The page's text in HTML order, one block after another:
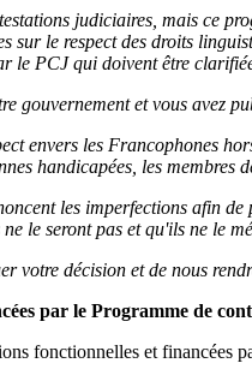
judiciaires, mais ce
sur le respect des droits
le PCJ qui doivent être
gouvernement et vous avez
envers les Francophones
handicapées, les
les imperfections afin
le seront pas et qu'ils ne le
votre décision et de nous
par le Programme de
fonctionnelles et financées